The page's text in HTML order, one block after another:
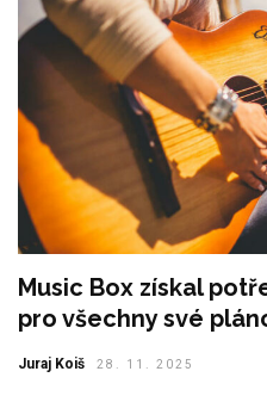
Music Box získal
pro všechny své
Juraj Koiš 28. 11. 2025